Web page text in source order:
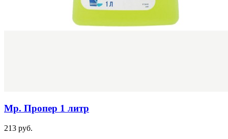
Мр. Пропер 1 литр
213 руб.